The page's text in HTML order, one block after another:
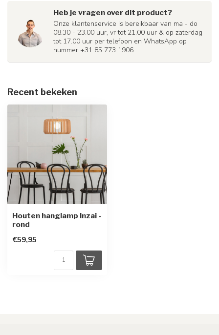
Heb je vragen over dit product?
Onze klantenservice is bereikbaar van ma - do
08.30 - 23.00 uur, vr tot 21.00 uur & op zaterdag
tot 17.00 uur per telefoon en WhatsApp op
nummer +31 85 773 1906
Recent bekeken
Houten hanglamp Inzai -
rond
€59,95